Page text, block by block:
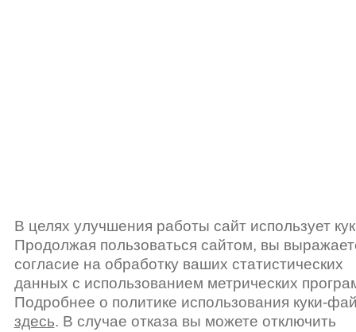
В целях улучшения работы сайт использует
Продолжая пользоваться сайтом, вы
согласие на обработку ваших статистических
данных с использованием метрических
Подробнее о политике использования куки-
здесь. В случае отказа вы можете отключить